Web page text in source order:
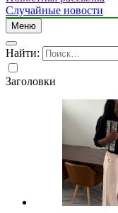
Случайные новости
Меню
Найти:
Заголовки